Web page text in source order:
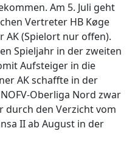
Am 5. Juli geht
Vertreter HB Køge
AK (Spielort nur offen).
Spieljahr in der zweiten
Aufsteiger in die
AK schaffte in der
Oberliga Nord zwar
durch den Verzicht vom
II ab August in der